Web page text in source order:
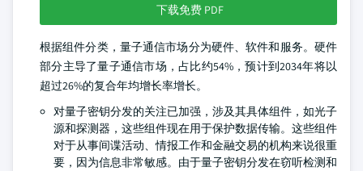
下载免费 PDF
根据组件分类，量子通信市场分为硬件、软件和服务。硬件
部分主导了量子通信市场，占比约54%，预计到2034年将以
超过26%的复合年均增长率增长。
对量子密钥分发的关注已加强，涉及其具体组件，如光子
源和探测器，这些组件现在用于保护数据传输。这些组件
对于从事间谍活动、情报工作和金融交易的机构来说很重
要，因为信息非常敏感。由于量子密钥分发在窃听检测和